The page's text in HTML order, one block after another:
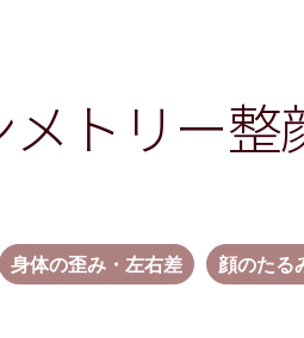
トリー整
身体の歪み・左右差 顔のたる